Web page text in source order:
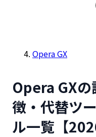
Opera GX
Opera GX
徴・代替ツ
ル一覧【